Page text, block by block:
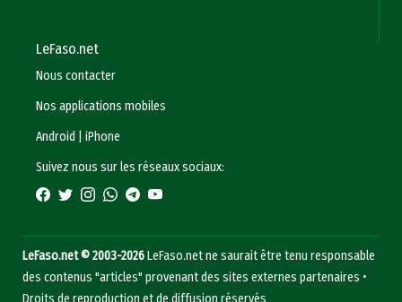
LeFaso.net
Nous contacter
Nos applications mobiles
Android
|iPhone
Suivez nous sur les réseaux sociaux:
LeFaso.net © 2003-2026LeFaso.net ne saurait être tenu responsable
des contenus "articles" provenant des sites externes partenaires •
Droits de reproduction et de diffusion réservés